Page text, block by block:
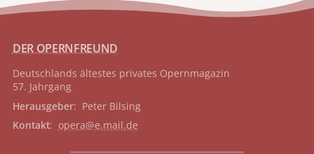
DER OPERNFREUND
Deutschlands ältestes privates Opernmagazin
57. Jahrgang
Herausgeber: Peter Bilsing
Kontakt: opera@e.mail.de